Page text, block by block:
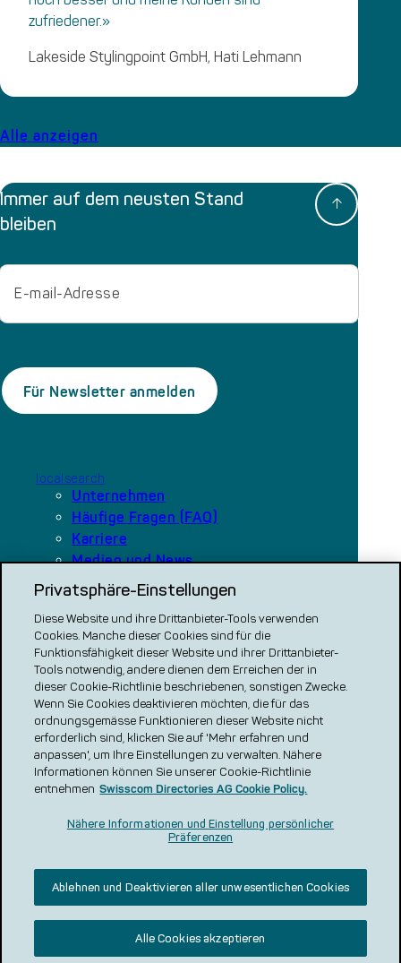
zufriedener.»
Lakeside Stylingpoint GmbH, Hati Lehmann
Alle anzeigen
Immer auf dem neusten Stand
bleiben
Email
localsearch
Unternehmen
Häufige Fragen (FAQ)
Karriere
Medien und News
Unsere Plattformen
local.ch
search.ch
VERGLEICH CH
renovero
Localcities
Bewertungsrichtlinien
Privatsphäre-Einstellungen
Diese Website und ihre Drittanbieter-Tools verwenden
Cookies. Manche dieser Cookies sind für die
Funktionsfähigkeit dieser Website und ihrer Drittanbieter-
Tools notwendig, andere dienen dem Erreichen der in
dieser Cookie-Richtlinie beschriebenen, sonstigen Zwecke.
Wenn Sie Cookies deaktivieren möchten, die für das
ordnungsgemässe Funktionieren dieser Website nicht
erforderlich sind, klicken Sie auf 'Mehr erfahren und
anpassen', um Ihre Einstellungen zu verwalten. Nähere
Informationen können Sie unserer Cookie-Richtlinie
entnehmen Swisscom Directories AG Cookie Policy.
Nähere Informationen und Einstellung persönlicher
Präferenzen
Ablehnen und Deaktivieren aller unwesentlichen Cookies
Alle Cookies akzeptieren